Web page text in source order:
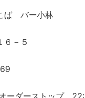
ば バー小林
６－５
ーダーストップ